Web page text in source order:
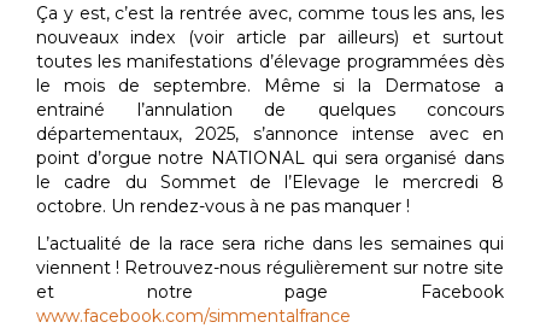
Ça y est, c’est la rentrée avec, comme tous les ans, les
nouveaux index (voir article par ailleurs) et surtout
toutes les manifestations d’élevage programmées dès
le mois de septembre. Même si la Dermatose a
entrainé l’annulation de quelques concours
départementaux, 2025, s’annonce intense avec en
point d’orgue notre NATIONAL qui sera organisé dans
le cadre du Sommet de l’Elevage le mercredi 8
octobre. Un rendez-vous à ne pas manquer !
L’actualité de la race sera riche dans les semaines qui
viennent ! Retrouvez-nous régulièrement sur notre site
et notre page Facebook
www.facebook.com/simmentalfrance